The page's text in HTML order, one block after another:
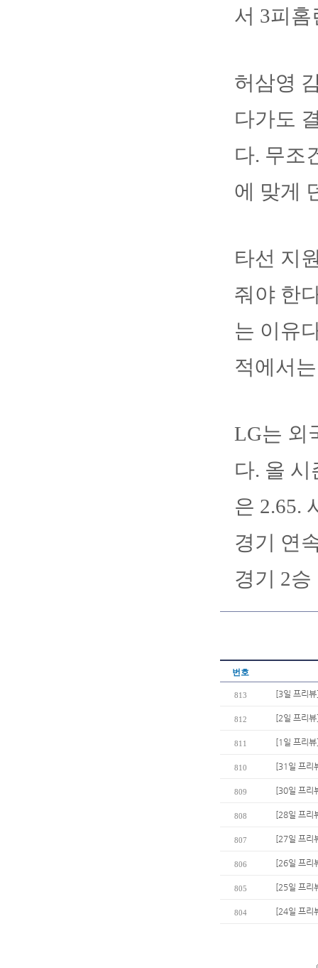
서 3피
허삼영
다가도
다. 무조
에 맞게
타선 지
줘야 한
는 이유
적에서
LG는 외
다. 올
은 2.65.
경기 연
경기 2
번호
813 [3일 프리
812 [2일 프리
811 [1일 프리
810 [31일 프리
809 [30일 프리
808 [28일 프리
807 [27일 프리
806 [26일 프리
805 [25일 프리
804 [24일 프리